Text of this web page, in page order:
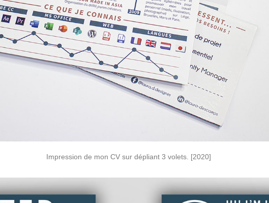
Impression de mon CV sur dépliant 3 volets. [2020]